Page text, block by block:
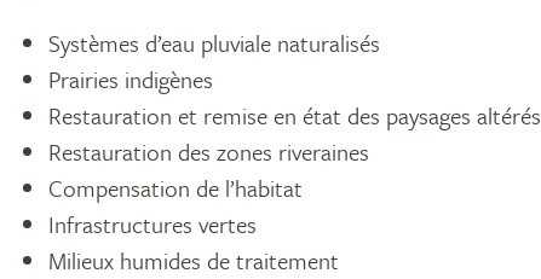
Systèmes d’eau pluviale naturalisés
Prairies indigènes
Restauration et remise en état des paysages altérés
Restauration des zones riveraines
Compensation de l’habitat
Infrastructures vertes
Milieux humides de traitement